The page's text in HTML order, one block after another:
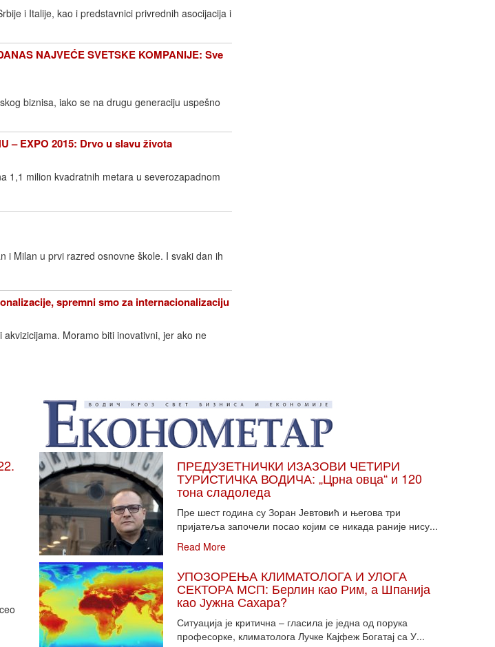
i Italije, kao i predstavnici privrednih asocijacija i
NAJVEĆE SVETSKE KOMPANIJE: Sve
biznisa, iako se na drugu generaciju uspešno
– EXPO 2015: Drvo u slavu života
1,1 milion kvadratnih metara u severozapadnom
i Milan u prvi razred osnovne škole. I svaki dan ih
spremni smo za internacionalizaciju
Moramo biti inovativni, jer ako ne
ПРЕДУЗЕТНИЧКИ ИЗАЗОВИ ЧЕТИРИ
ТУРИСТИЧКА ВОДИЧА: „Црна овца“ и 120
тона сладоледа
Пре шест година су Зоран Јевтовић и његова три
пријатеља започели посао којим се никада раније нису...
Read More
УПОЗОРЕЊА КЛИМАТОЛОГА И УЛОГА
СЕКТОРА МСП: Берлин као Рим, а Шпанија
као Јужна Сахара?
Ситуација је критична – гласила је једна од порука
професорке, климатолога Лучке Кајфеж Богатај са У...